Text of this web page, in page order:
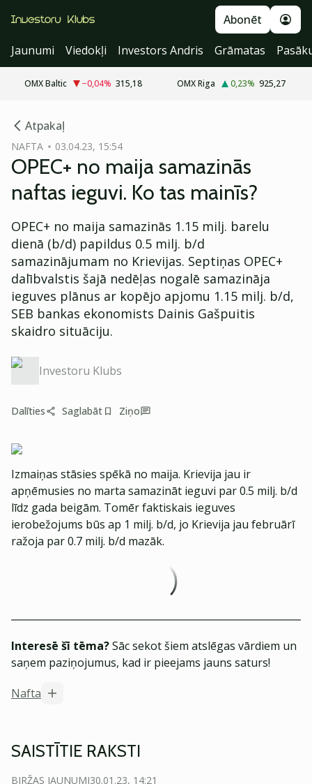
Abonēt
Jaunumi
Viedokļi Investors Andris Grāmatas
OMX Baltic −0,04% 315,18 OMX Riga 0,23% 925,27
Atpakaļ
NAFTA 03.04.23, 15:54
OPEC+ no maija samazinās
naftas ieguvi. Ko tas mainīs?
OPEC+ no maija samazinās 1.15 milj. barelu
dienā (b/d) papildus 0.5 milj. b/d
samazinājumam no Krievijas. Septiņas OPEC+
dalībvalstis šajā nedēļas nogalē samazināja
ieguves plānus ar kopējo apjomu 1.15 milj. b/d,
SEB bankas ekonomists Dainis Gašpuitis
skaidro situāciju.
Investoru Klubs
Dalīties Saglabāt Ziņo
Izmaiņas stāsies spēkā no maija. Krievija jau ir
apņēmusies no marta samazināt ieguvi par 0.5 milj. b/d
līdz gada beigām. Tomēr faktiskais ieguves
ierobežojums būs ap 1 milj. b/d, jo Krievija jau februārī
ražoja par 0.7 milj. b/d mazāk.
Interesē šī tēma?Sāc sekot šiem atslēgas vārdiem un
saņem paziņojumus, kad ir pieejams jauns saturs!
Nafta
SAISTĪTIE RAKSTI
BIRŽAS JAUNUMI30.01.23, 14:21